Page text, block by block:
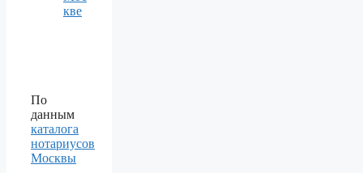
кве
По
данным
каталога
нотариусов
Москвы